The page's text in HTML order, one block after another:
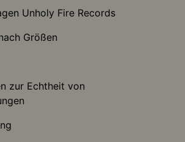
Unholy Fire Records
Größen
zur Echtheit von